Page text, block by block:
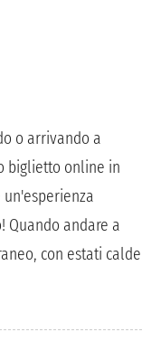
o arrivando a
biglietto online in
Quando andare a
con estati calde